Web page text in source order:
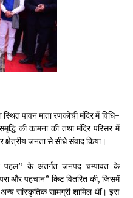
14 May
पावन माता रणकोची मंदिर में विधि-
की कामना की तथा मंदिर परिसर में
जनता से सीधे संवाद किया।
पहल’’ के अंतर्गत जनपद चम्पावत के
और पहचान” किट वितरित की, जिसमें
अन्य सांस्कृतिक सामग्री शामिल थीं। इस